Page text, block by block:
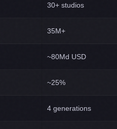
30+ studios
35M+
~80Md USD
~25%
4 generations